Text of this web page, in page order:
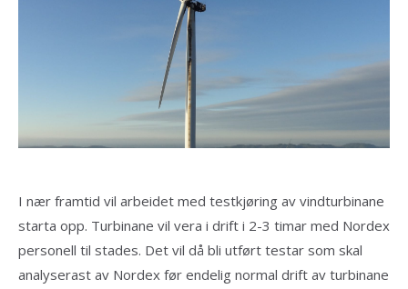
I nær framtid vil arbeidet med testkjøring av vindturbinane
starta opp. Turbinane vil vera i drift i 2-3 timar med Nordex
personell til stades. Det vil då bli utført testar som skal
analyserast av Nordex før endelig normal drift av turbinane